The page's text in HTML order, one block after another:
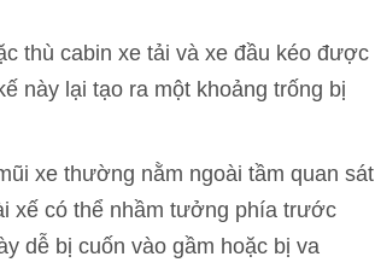
thù cabin xe tải và xe đầu kéo được
này lại tạo ra một khoảng trống bị
xe thường nằm ngoài tầm quan sát
xế có thể nhầm tưởng phía trước
dễ bị cuốn vào gầm hoặc bị va